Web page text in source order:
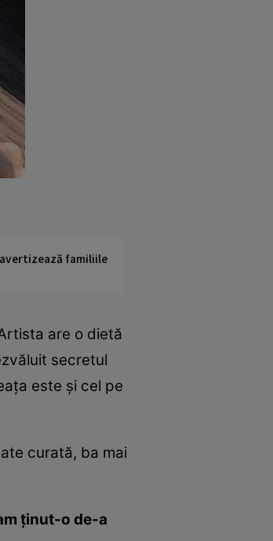
familiile
are o dietă
secretul
este şi cel pe
curată, ba mai
ţinut-o de-a